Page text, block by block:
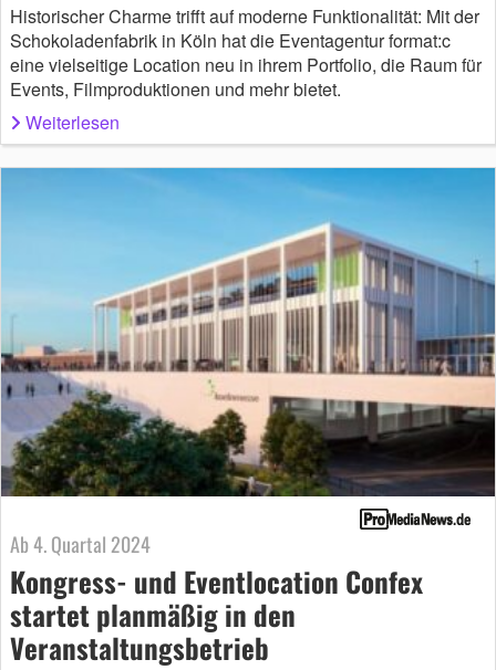
Historischer Charme trifft auf moderne Funktionalität: Mit der
Schokoladenfabrik in Köln hat die Eventagentur format:c
eine vielseitige Location neu in ihrem Portfolio, die Raum für
Events, Filmproduktionen und mehr bietet.
Weiterlesen
Ab 4. Quartal 2024
Kongress- und Eventlocation Confex
startet planmäßig in den
Veranstaltungsbetrieb